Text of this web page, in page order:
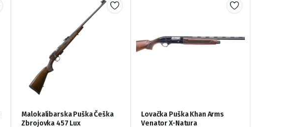
Malokalibarska Puška Češka
Zbrojovka 457 Lux
Lovačka Puška Khan Arms
Venator X-Natura